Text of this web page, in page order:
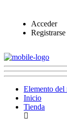
Acceder
Registrarse
Elemento del
Inicio
Tienda